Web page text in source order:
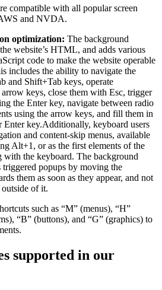
compatible with all popular screen
and NVDA.
optimization: The background
website’s HTML, and adds various
code to make the website operable
includes the ability to navigate the
and Shift+Tab keys, operate
keys, close them with Esc, trigger
the Enter key, navigate between radio
using the arrow keys, and fill them in
Enter key.Additionally, keyboard users
and content-skip menus, available
Alt+1, or as the first elements of the
with the keyboard. The background
triggered popups by moving the
them as soon as they appear, and not
of it.
such as “M” (menus), “H”
“B” (buttons), and “G” (graphics) to
supported in our